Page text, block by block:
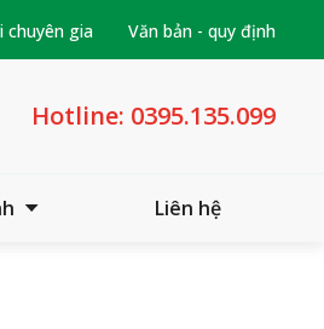
chuyên gia Văn bản - quy định
Hotline: 0395.135.099
Liên hệ